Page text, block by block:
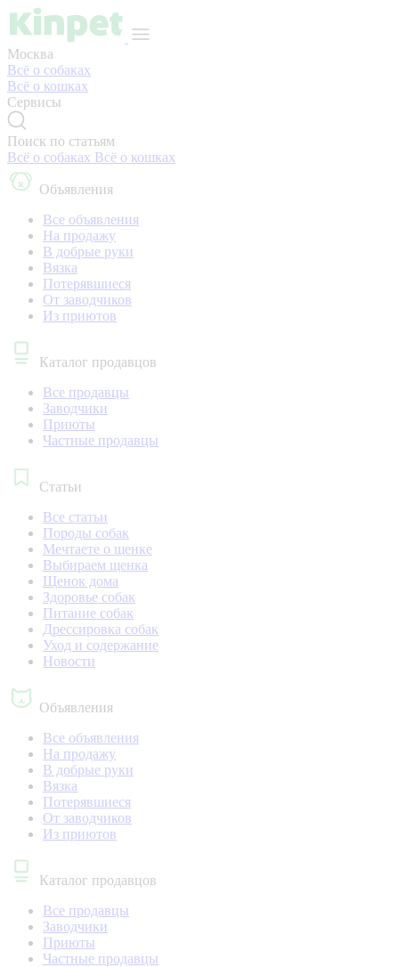
Москва
Всё о собаках
Всё о кошках
Сервисы
Поиск по статьям
Всё о собаках Всё о кошках
Объявления
Все объявления
На продажу
В добрые руки
Вязка
Потерявшиеся
От заводчиков
Из приютов
Каталог продавцов
Все продавцы
Заводчики
Приюты
Частные продавцы
Статьи
Все статьи
Породы собак
Мечтаете о щенке
Выбираем щенка
Щенок дома
Здоровье собак
Питание собак
Дрессировка собак
Уход и содержание
Новости
Объявления
Все объявления
На продажу
В добрые руки
Вязка
Потерявшиеся
От заводчиков
Из приютов
Каталог продавцов
Все продавцы
Заводчики
Приюты
Частные продавцы